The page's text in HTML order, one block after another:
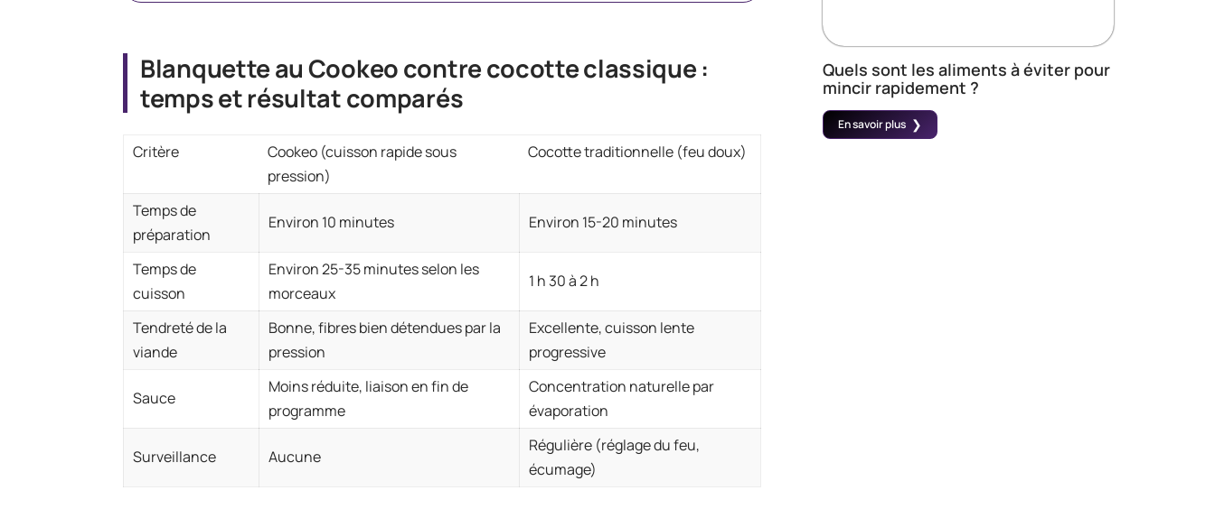
Blanquette au Cookeo contre cocotte classique :
temps et résultat comparés
Critère
Cookeo (cuisson rapide sous
pression)
Cocotte traditionnelle (feu doux)
Temps de
préparation
Environ 10 minutes Environ 15-20 minutes
Temps de
cuisson
Environ 25-35 minutes selon les
morceaux
1 h 30 à 2 h
Tendreté de la
viande
Bonne, fibres bien détendues par la
pression
Excellente, cuisson lente
progressive
Sauce
Moins réduite, liaison en fin de
programme
Concentration naturelle par
évaporation
Surveillance Aucune
Régulière (réglage du feu,
écumage)
Quels sont les aliments à éviter pour
mincir rapidement ?
En savoir plus